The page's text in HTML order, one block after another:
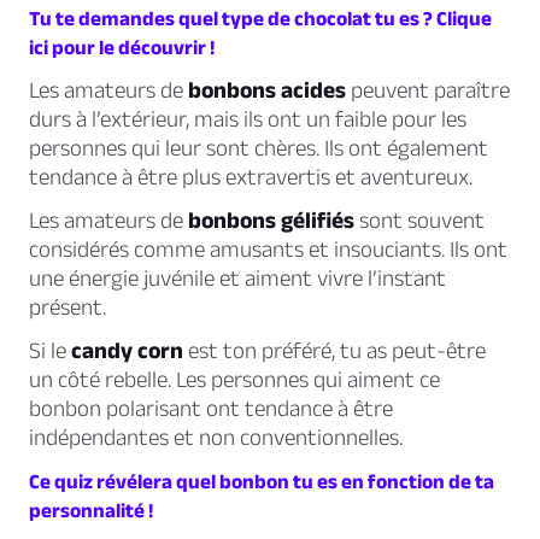
Tu te demandes quel type de chocolat tu es ? Clique
ici pour le découvrir !
Les amateurs de bonbons acides peuvent paraître
durs à l’extérieur, mais ils ont un faible pour les
personnes qui leur sont chères. Ils ont également
tendance à être plus extravertis et aventureux.
Les amateurs de bonbons gélifiéssont souvent
considérés comme amusants et insouciants. Ils ont
une énergie juvénile et aiment vivre l’instant
présent.
Si lecandy corn est ton préféré, tu as peut-être
un côté rebelle. Les personnes qui aiment ce
bonbon polarisant ont tendance à être
indépendantes et non conventionnelles.
Ce quiz révélera quel bonbon tu es en fonction de ta
personnalité !